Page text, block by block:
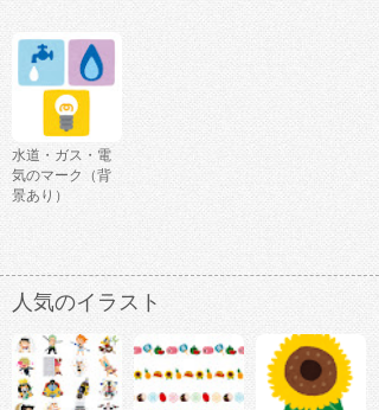
水道・ガス・電
気のマーク（背
景あり）
人気のイラスト